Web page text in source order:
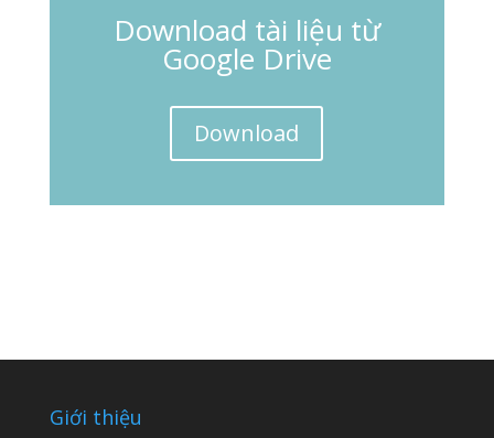
Download tài liệu từ
Google Drive
Download
Giới thiệu